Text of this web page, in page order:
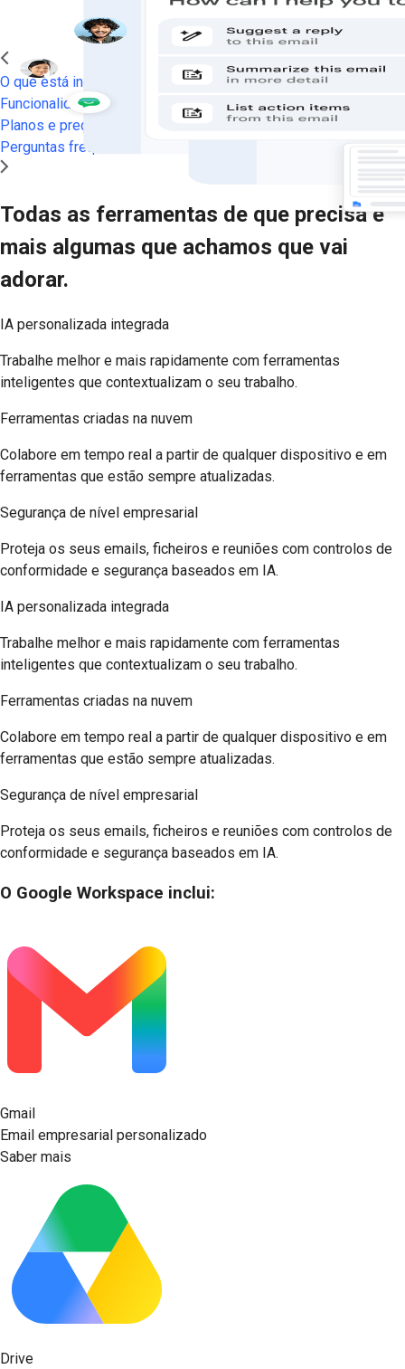
O que está incluído
Funcionalidades premium
Planos e preços
Perguntas frequentes
Todas as ferramentas de que precisa e
mais algumas que achamos que vai
adorar.
IA personalizada integrada
Trabalhe melhor e mais rapidamente com ferramentas
inteligentes que contextualizam o seu trabalho.
Ferramentas criadas na nuvem
Colabore em tempo real a partir de qualquer dispositivo e em
ferramentas que estão sempre atualizadas.
Segurança de nível empresarial
Proteja os seus emails, ficheiros e reuniões com controlos de
conformidade e segurança baseados em IA.
IA personalizada integrada
Trabalhe melhor e mais rapidamente com ferramentas
inteligentes que contextualizam o seu trabalho.
Ferramentas criadas na nuvem
Colabore em tempo real a partir de qualquer dispositivo e em
ferramentas que estão sempre atualizadas.
Segurança de nível empresarial
Proteja os seus emails, ficheiros e reuniões com controlos de
conformidade e segurança baseados em IA.
O Google Workspace inclui:
Gmail
Email empresarial personalizado
Saber mais
Drive